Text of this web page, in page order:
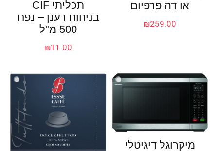
או דה פרפיום‏
₪259.00
תכליתי CIF
בניחוח רענן – נפח
500 מ"ל
₪11.00
מיקרוגל דיגיטלי